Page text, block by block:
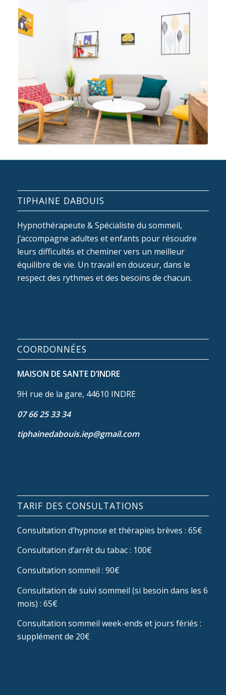
TIPHAINE DABOUIS
Hypnothérapeute & Spécialiste du sommeil,
j’accompagne adultes et enfants pour résoudre
leurs difficultés et cheminer vers un meilleur
équilibre de vie. Un travail en douceur, dans le
respect des rythmes et des besoins de chacun.
COORDONNÉES
MAISON DE SANTE D’INDRE
9H rue de la gare, 44610 INDRE
07 66 25 33 34
tiphainedabouis.iep@gmail.com
TARIF DES CONSULTATIONS
Consultation d’hypnose et thérapies brèves : 65€
Consultation d’arrêt du tabac : 100€
Consultation sommeil : 90€
Consultation de suivi sommeil (si besoin dans les 6
mois) : 65€
Consultation sommeil week-ends et jours fériés :
supplément de 20€